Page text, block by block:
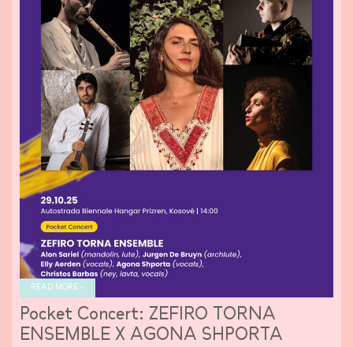
READ MORE »
Pocket Concert: ZEFIRO TORNA
ENSEMBLE X AGONA SHPORTA